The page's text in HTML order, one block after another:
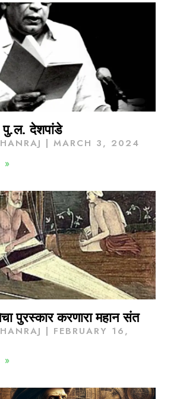
पु.ल. देशपांडे
MARCH 3, 2024
»
पुरस्कार करणारा महान संत
FEBRUARY 16,
»